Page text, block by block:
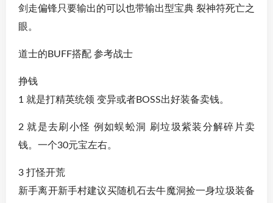
剑走偏锋只要输出的可以也带输出型宝典 裂神符死亡之
眼。
道士的BUFF搭配 参考战士
挣钱
1 就是打精英统领 变异或者BOSS出好装备卖钱。
2 就是去刷小怪 例如蜈蚣洞 刷垃圾紫装分解碎片卖
钱。一个30元宝左右。
3 打怪开荒
新手离开新手村建议买随机石去牛魔洞捡一身垃圾装备